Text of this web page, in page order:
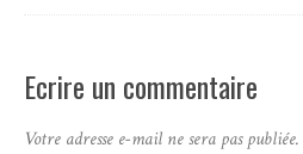
Ecrire un commentaire
Votre adresse e-mail ne sera pas publiée.